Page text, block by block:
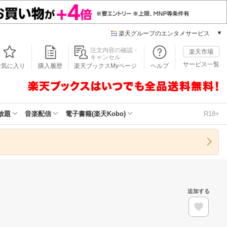
楽天グループのエンタメサービス
本/ゲーム/CD/DVD
楽天ブックス
楽天Kobo
楽天ミュージック
楽天TV
気に入り 購入履歴
注文内容の確認・
キャンセル
楽天ブックスMyページ
ヘルプ
楽天市場
サービス一覧
題 音楽配信 電子書籍(楽天Kobo) R18+
追加する